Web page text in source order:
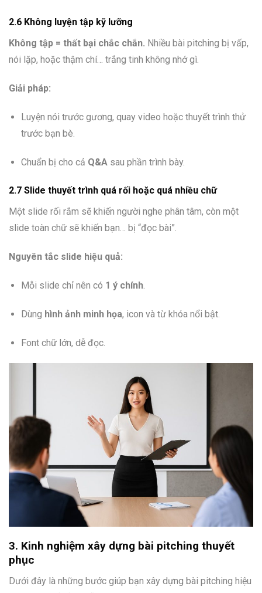
2.6 Không luyện tập kỹ lưỡng
Không tập = thất bại chắc chắn. Nhiều bài pitching bị vấp,
nói lặp, hoặc thậm chí… trắng tinh không nhớ gì.
Giải pháp:
Luyện nói trước gương, quay video hoặc thuyết trình thử
trước bạn bè.
Chuẩn bị cho cả Q&A sau phần trình bày.
2.7 Slide thuyết trình quá rối hoặc quá nhiều chữ
Một slide rối rắm sẽ khiến người nghe phân tâm, còn một
slide toàn chữ sẽ khiến bạn… bị “đọc bài”.
Nguyên tắc slide hiệu quả:
Mỗi slide chỉ nên có 1 ý chính.
Dùng hình ảnh minh họa, icon và từ khóa nổi bật.
Font chữ lớn, dễ đọc.
3. Kinh nghiệm xây dựng bài pitching thuyết
phục
Dưới đây là những bước giúp bạn xây dựng bài pitching hiệu